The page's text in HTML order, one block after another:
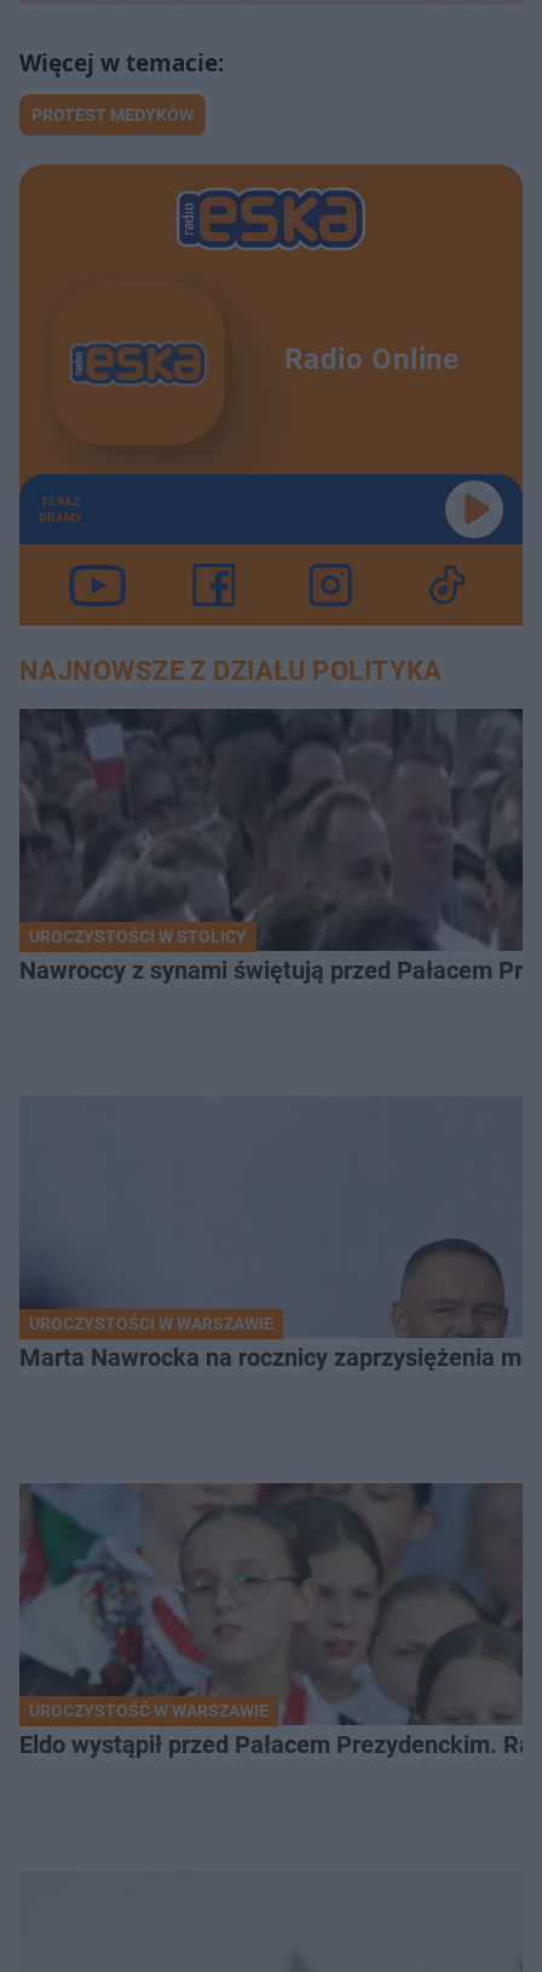
PROTEST MEDYKÓW
Radio Online
TERAZ
GRAMY
NAJNOWSZE Z DZIAŁU POLITYKA
UROCZYSTOŚCI W STOLICY
Nawroccy z synami świętują przed Pałacem
UROCZYSTOŚCI W WARSZAWIE
Marta Nawrocka na rocznicy zaprzysiężenia
UROCZYSTOŚĆ W WARSZAWIE
Eldo wystąpił przed Pałacem Prezydenckim.